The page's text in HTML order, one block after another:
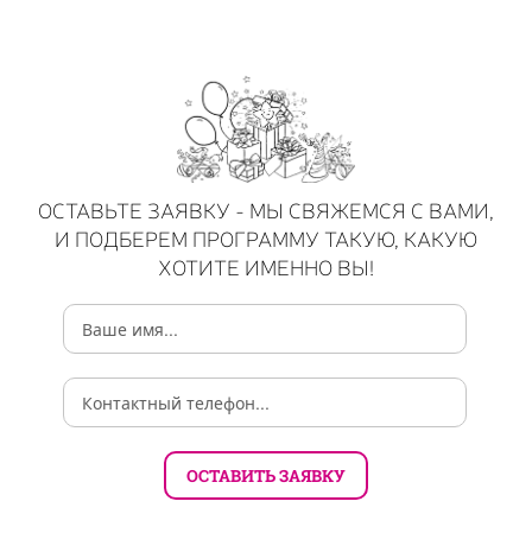
ОСТАВЬТЕ ЗАЯВКУ - МЫ СВЯЖЕМСЯ С ВАМИ,
И ПОДБЕРЕМ ПРОГРАММУ ТАКУЮ, КАКУЮ
ХОТИТЕ ИМЕННО ВЫ!